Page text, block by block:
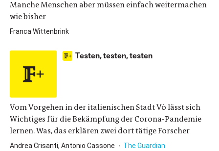
Manche Menschen aber müssen einfach weitermachen
wie bisher
Franca Wittenbrink
Testen, testen, testen
Vom Vorgehen in der italienischen Stadt Vò lässt sich
Wichtiges für die Bekämpfung der Corona-Pandemie
lernen. Was, das erklären zwei dort tätige Forscher
Andrea Crisanti, Antonio Cassone The Guardian